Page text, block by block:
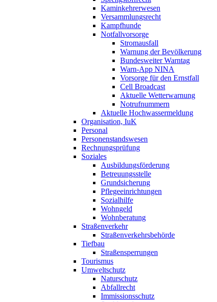
Kaminkehrerwesen
Versammlungsrecht
Kampfhunde
Notfallvorsorge
Stromausfall
Warnung der Bevölkerung
Bundesweiter Warntag
Warn-App NINA
Vorsorge für den Ernstfall
Cell Broadcast
Aktuelle Wetterwarnung
Notrufnummern
Aktuelle Hochwassermeldung
Organisation, IuK
Personal
Personenstandswesen
Rechnungsprüfung
Soziales
Ausbildungsförderung
Betreuungsstelle
Grundsicherung
Pflegeeinrichtungen
Sozialhilfe
Wohngeld
Wohnberatung
Straßenverkehr
Straßenverkehrsbehörde
Tiefbau
Straßensperrungen
Tourismus
Umweltschutz
Naturschutz
Abfallrecht
Immissionsschutz